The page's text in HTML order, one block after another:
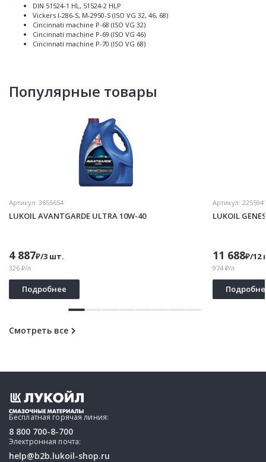
DIN 51524-1 HL, 51524-2 HLP
Vickers I-286-S, M-2950-S (ISO VG 32, 46, 68)
Cincinnati machine P-68 (ISO VG 32)
Cincinnati machine P-69 (ISO VG 46)
Cincinnati machine P-70 (ISO VG 68)
Популярные товары
Артикул: 3655654
LUKOIL AVANTGARDE ULTRA 10W-40
4 887₽/3 шт.
326 ₽/л
Подробнее
Артикул:
LUKOIL
11 688₽/12
974 ₽/л
Смотреть все
Бесплатная горячая линия:
8 800 700-8-700
Электронная почта:
help@b2b.lukoil-shop.ru